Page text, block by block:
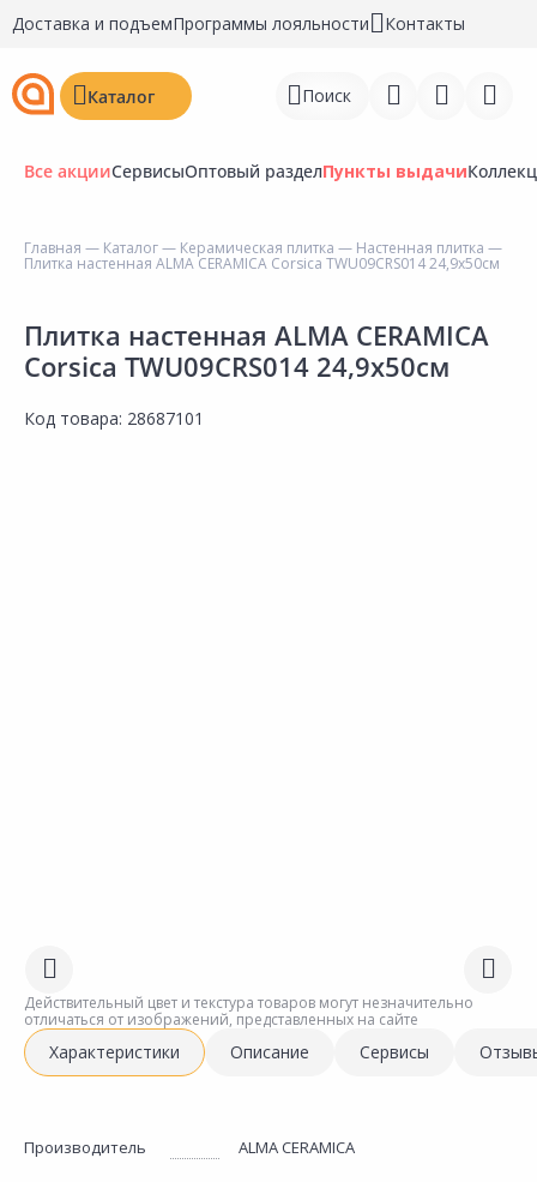
Доставка и подъемПрограммы лояльности Контакты
Каталог Поиск
Регистрация
Перейти к сравнению
Избранное
Все акцииСервисыОптовый разделПункты выдачи
Главная — Каталог— Керамическая плитка — Настенная плитка —
Плитка настенная ALMA CERAMICA Corsica TWU09CRS014 24,9х50см
Плитка настенная ALMA CERAMICA
Corsica TWU09CRS014 24,9х50см
Код товара: 28687101
Действительный цвет и текстура товаров могут незначительно
отличаться от изображений, представленных на сайте
Характеристики Описание Сервисы
Производитель ALMA CERAMICA